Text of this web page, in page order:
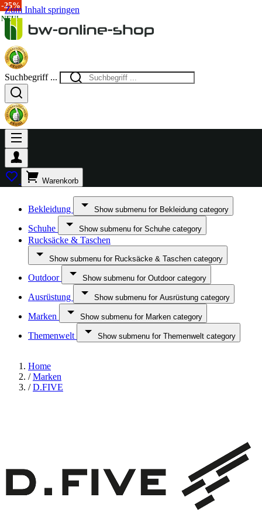
Zum Inhalt springen
Suchbegriff ...
Warenkorb
Bekleidung Show submenu for Bekleidung category
Schuhe Show submenu for Schuhe category
Rucksäcke & Taschen
Show submenu for Rucksäcke & Taschen category
Outdoor Show submenu for Outdoor category
Ausrüstung Show submenu for Ausrüstung category
Marken Show submenu for Marken category
Themenwelt Show submenu for Themenwelt category
Home
/ Marken
/ D.FIVE
-40%
NEU!
-40%
-25%